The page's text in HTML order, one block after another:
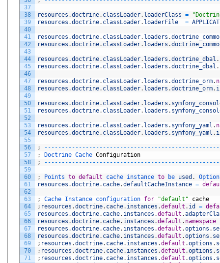
37
38
39
40
41
42
43
44
45
46
47
48
49
50
51
52
53
54
55
56
57
58
59
60
61
62
63
64
65
66
67
68
69
70
71
resources .doctrine. classLoader. loaderClass =
resources .doctrine. classLoader. loaderFile =
resources .doctrine. classLoader. loaders .
resources .doctrine. classLoader. loaders .
resources .doctrine. classLoader. loaders .doctrine_dbal .
resources .doctrine. classLoader. loaders .doctrine_dbal .
resources .doctrine. classLoader. loaders .doctrine_orm.
resources .doctrine. classLoader. loaders .doctrine_orm.
resources .doctrine. classLoader. loaders .
resources .doctrine. classLoader. loaders .
resources .doctrine. classLoader. loaders . symfony_yaml .
resources .doctrine. classLoader. loaders . symfony_yaml .
; -- -- -- -- -- -- -- -- -- -- -- -- -- -- -- -- -- -- -- -- -- -- -- -- --
;
Doctrine Cache Configuration
;
-- -- -- -- -- -- -- -- -- -- -- -- -- -- -- -- -- -- -- -- -- -- -- -- --
; Points to default cache instance to be used .
resources .doctrine. cache.defaultCacheInstance =
; Cache Instance configuration for "default"
cache
; resources .doctrine. cache. instances .default . id =
resources .doctrine. cache. instances .default .
resources .doctrine. cache. instances .default . namespace
resources .doctrine. cache. instances .default .options .
resources .doctrine. cache. instances .default .options .
; resources .doctrine. cache. instances .default .options .
; resources .doctrine. cache. instances .default .options .
; resources .doctrine. cache. instances .default .options .